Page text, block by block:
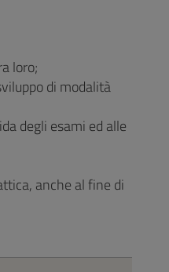
loro;
di modalità
degli esami ed alle
anche al fine di